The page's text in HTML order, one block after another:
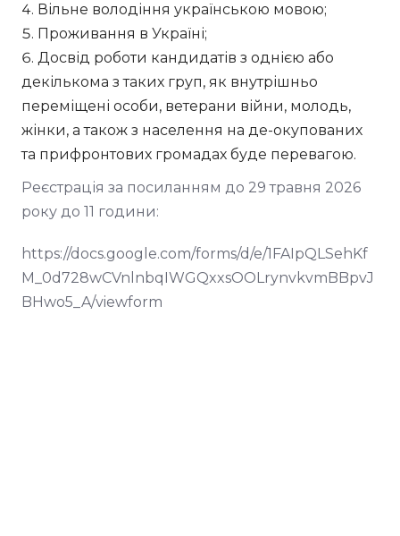
Вільне володіння українською мовою;
Проживання в Україні;
Досвід роботи кандидатів з однією або
декількома з таких груп, як внутрішньо
переміщені особи, ветерани війни, молодь,
жінки, а також з населення на де-окупованих
та прифронтових громадах буде перевагою.
Реєстрація за посиланням до 29 травня 2026
року до 11 години:
https://docs.google.com/forms/d/e/1FAIpQLSehKf
M_0d728wCVnlnbqIWGQxxsOOLrynvkvmBBpvJ
BHwo5_A/viewform